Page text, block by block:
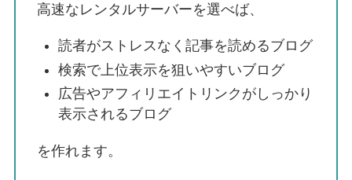
高速なレンタルサーバーを選べば、
読者がストレスなく記事を読めるブログ
検索で上位表示を狙いやすいブログ
広告やアフィリエイトリンクがしっかり
表示されるブログ
を作れます。